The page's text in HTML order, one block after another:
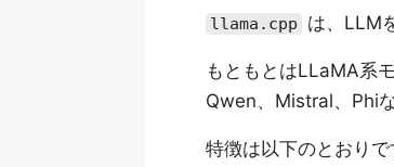
llama.cpp は、LLM
もともとはLLaMA系
Qwen、Mistral、Phi
特徴は以下のとおりで